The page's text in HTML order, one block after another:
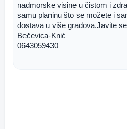
nadmorske visine u čistom i
samu planinu što se možete i
dostava u više gradova.Javite
Bečevica-Knić
0643059430